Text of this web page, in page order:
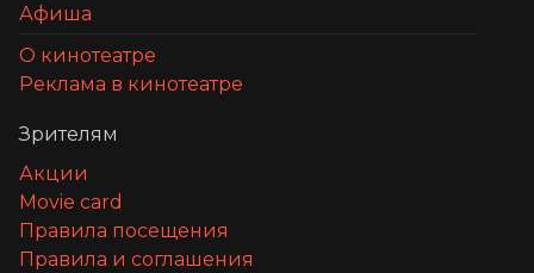
Афиша
О кинотеатре
Реклама в кинотеатре
Зрителям
Акции
Movie card
Правила посещения
Правила и соглашения